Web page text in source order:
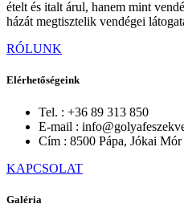
ételt és italt árul, hanem mint
házát megtisztelik vendégei
RÓLUNK
Elérhetőségeink
Tel. : +36 89 313 850
E-mail :
Cím : 8500 Pápa, Jókai Mór
KAPCSOLAT
Galéria